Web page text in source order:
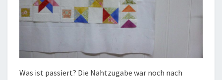
Was ist passiert? Die Nahtzugabe war noch nach